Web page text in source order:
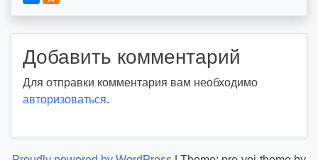
Добавить комментарий
Для отправки комментария вам необходимо
авторизоваться.